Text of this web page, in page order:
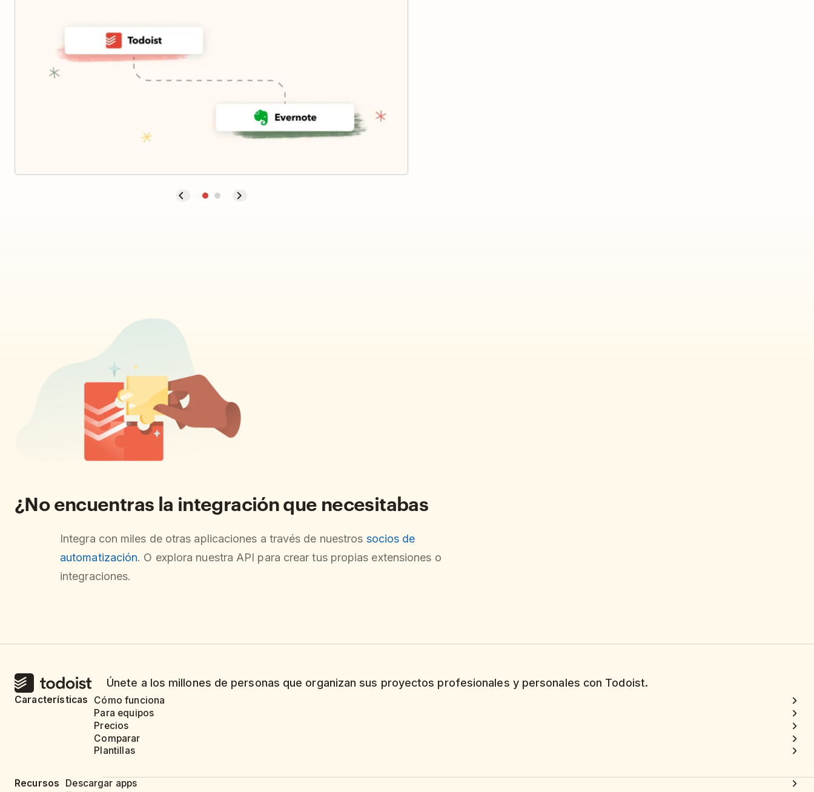
¿No encuentras la integración que necesitabas
Integra con miles de otras aplicaciones a través de nuestros socios de
automatización. O explora nuestra API para crear tus propias extensiones o
integraciones.
Únete a los millones de personas que organizan sus proyectos profesionales y personales con Todoist.
Características
Cómo funciona
Para equipos
Precios
Comparar
Plantillas
Recursos
Descargar apps